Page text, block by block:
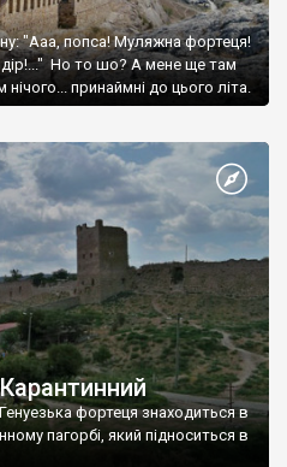
"Ааа, попса! Муляжна фортеця!
дір!..." Но то шо? А мене ще там
принаймні до цього літа.
фортеця знаходиться в
пагорбі, який підноситься в